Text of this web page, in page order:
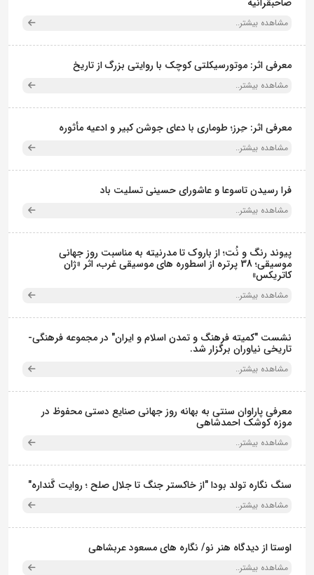
مشاهده بیشتر..
معرفی اثر: موتورسیکلتی کوچک با روایتی بزرگ از تاریخ
مشاهده بیشتر..
معرفی اثر: حِرز؛ طوماری با دعای جوشن کبیر و ادعیه مأثوره
مشاهده بیشتر..
فرا رسیدن تاسوعا و عاشورای حسینی تسلیت باد
مشاهده بیشتر..
پیوند رنگ و نُت؛ از باروک تا مدرنیته به مناسبت روز جهانی
موسیقی؛ 38 پرتره از اسطوره های موسیقی غرب، اثر «ژان
کاتریکس»
مشاهده بیشتر..
نشست "کمیته فرهنگ و تمدن اسلام و ایران" در مجموعه فرهنگی‌-
تاریخی نیاوران برگزار شد.
مشاهده بیشتر..
معرفی پاراوان سنتی به بهانه روز جهانی صنایع دستی محفوظ در
موزه کوشک احمدشاهی
مشاهده بیشتر..
سنگ نگاره تولد بودا "از خاکستر جنگ تا جلال صلح ؛ روایت گَنداره"
مشاهده بیشتر..
اوستا از دیدگاه هنر نو/ نگاره های مسعود عربشاهی
مشاهده بیشتر..